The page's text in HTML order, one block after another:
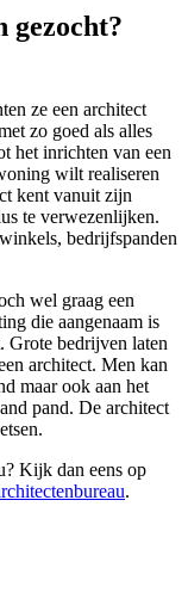
gezocht?
ze een architect
zo goed als alles
het inrichten van een
wilt realiseren
kent vanuit zijn
te verwezenlijken.
bedrijfspanden
wel graag een
die aangenaam is
Grote bedrijven laten
architect. Men kan
maar ook aan het
pand. De architect
Kijk dan eens op
.